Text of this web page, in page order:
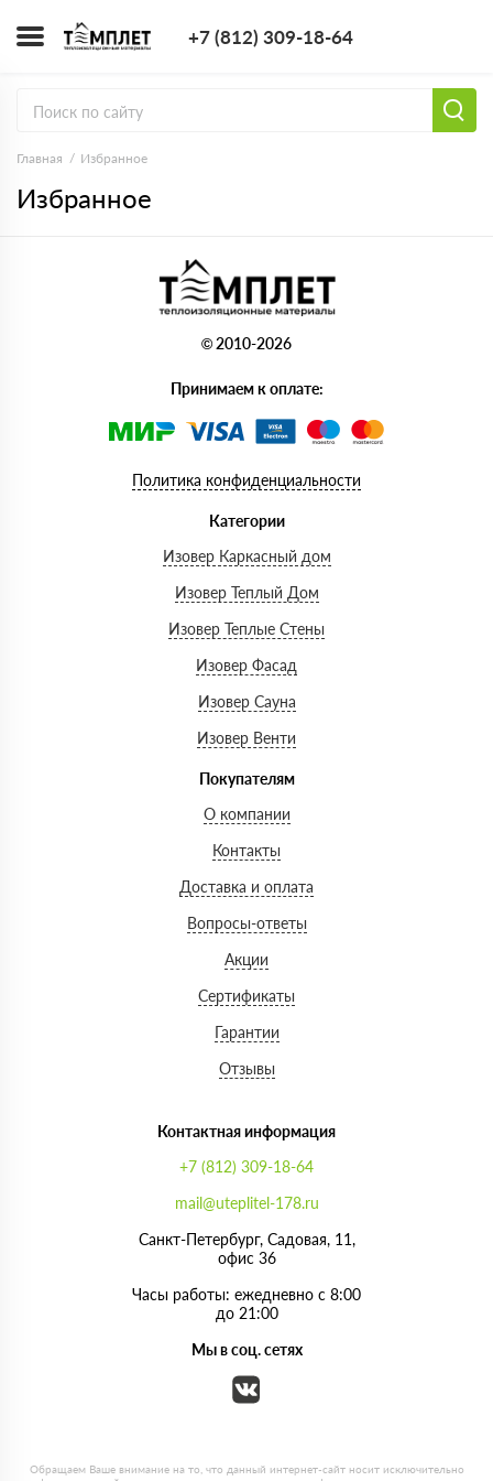
+7 (812) 309-18-64
Главная Избранное
Избранное
© 2010-2026
Принимаем к оплате:
Политика конфиденциальности
Категории
Изовер Каркасный дом
Изовер Теплый Дом
Изовер Теплые Стены
Изовер Фасад
Изовер Сауна
Изовер Венти
Покупателям
О компании
Контакты
Доставка и оплата
Вопросы-ответы
Акции
Сертификаты
Гарантии
Отзывы
Контактная информация
+7 (812) 309-18-64
mail@uteplitel-178.ru
Санкт-Петербург, Садовая, 11,
офис 36
Часы работы: ежедневно с 8:00
до 21:00
Мы в соц. сетях